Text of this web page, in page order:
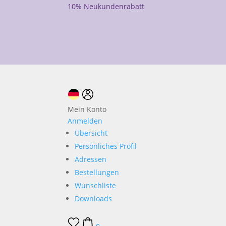
10% Neukundenrabatt
Mein Konto
Anmelden
Übersicht
Persönliches Profil
Adressen
Bestellungen
Wunschliste
Downloads